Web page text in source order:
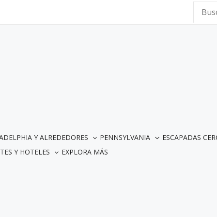
Search
for:
Y ALREDEDORES PENNSYLVANIA
ESCAPADAS
Y HOTELES
EXPLORA MÁS